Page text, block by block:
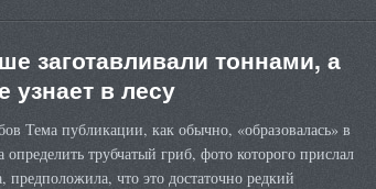
заготавливали тоннами, а
узнает в лесу
Тема публикации, как обычно, «образовалась» в
трубчатый гриб, фото которого прислал
предположила, что это достаточно редкий